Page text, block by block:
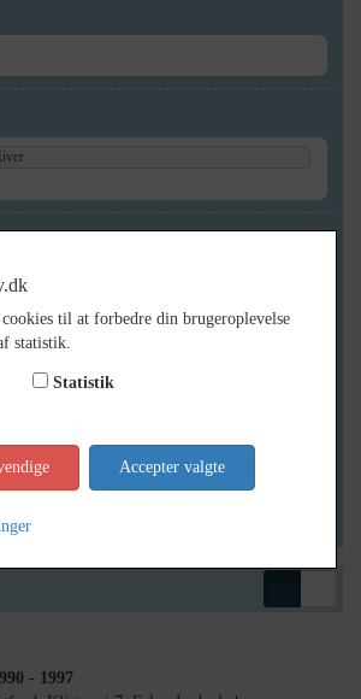
- 1997
til at forbedre din brugeroplevelse
statistik.
Statistik
Accepter valgte